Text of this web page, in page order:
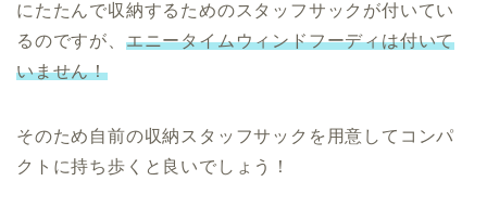
にたたんで収納するためのスタッフサックが付いてい
るのですが、 エニータイムウィンドフーディは付いて
いません！
そのため自前の収納スタッフサックを用意してコンパ
クトに持ち歩くと良いでしょう！